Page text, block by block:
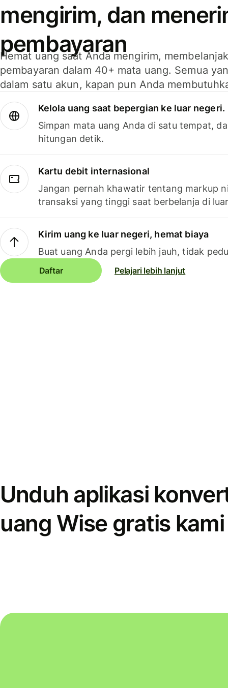
mengirim, dan
pembayaran
Hemat uang saat Anda mengirim,
pembayaran dalam 40+ mata uang. Semua
dalam satu akun, kapan pun Anda
Kelola uang saat bepergian ke luar negeri.
Simpan mata uang Anda di satu tempat,
hitungan detik.
Kartu debit internasional
Jangan pernah khawatir tentang markup
transaksi yang tinggi saat berbelanja di
Kirim uang ke luar negeri, hemat biaya
Buat uang Anda pergi lebih jauh, tidak
Daftar Pelajari lebih lanjut
Unduh aplikasi
uang Wise gratis kami